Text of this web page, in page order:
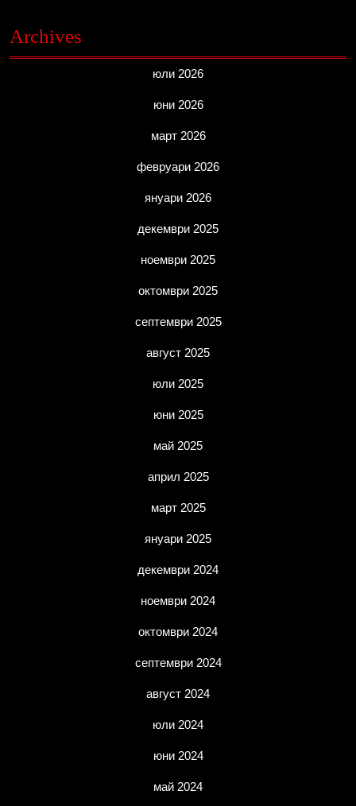
Archives
юли 2026
юни 2026
март 2026
февруари 2026
януари 2026
декември 2025
ноември 2025
октомври 2025
септември 2025
август 2025
юли 2025
юни 2025
май 2025
април 2025
март 2025
януари 2025
декември 2024
ноември 2024
октомври 2024
септември 2024
август 2024
юли 2024
юни 2024
май 2024